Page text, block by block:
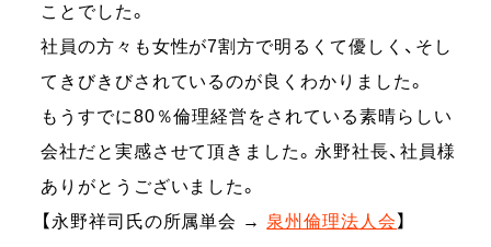
ことでした。
社員の方々も女性が7割方で明るくて優しく、そし
てきびきびされているのが良くわかりました。
もうすでに80％倫理経営をされている素晴らしい
会社だと実感させて頂きました。永野社長、社員様
ありがとうございました。
【永野祥司氏の所属単会 → 泉州倫理法人会 】